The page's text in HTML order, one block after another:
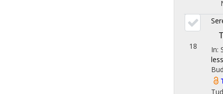
18 In: